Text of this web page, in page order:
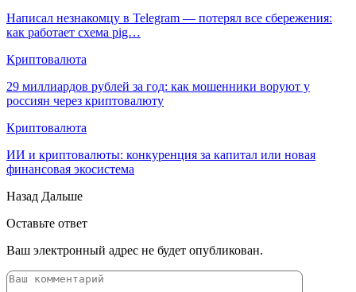
Написал незнакомцу в Telegram — потерял все сбережения:
как работает схема pig…
Криптовалюта
29 миллиардов рублей за год: как мошенники воруют у
россиян через криптовалюту
Криптовалюта
ИИ и криптовалюты: конкуренция за капитал или новая
финансовая экосистема
Назад Дальше
Оставьте ответ
Ваш электронный адрес не будет опубликован.